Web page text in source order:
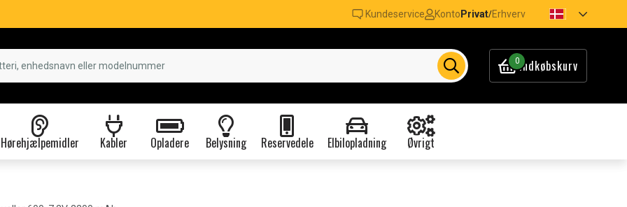
Kundeservice Konto Privat/Erhverv
0Indkøbskurv
Hørehjælpemidler Kabler Opladere Belysning Reservedele Elbilopladning Øvrigt